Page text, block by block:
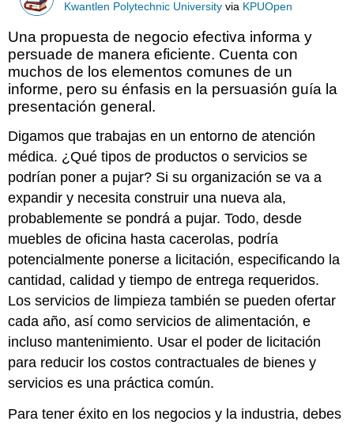
Kwantlen Polytechnic University via KPUOpen
Una propuesta de negocio efectiva informa y
persuade de manera eficiente. Cuenta con
muchos de los elementos comunes de un
informe, pero su énfasis en la persuasión guía la
presentación general.
Digamos que trabajas en un entorno de atención
médica. ¿Qué tipos de productos o servicios se
podrían poner a pujar? Si su organización se va a
expandir y necesita construir una nueva ala,
probablemente se pondrá a pujar. Todo, desde
muebles de oficina hasta cacerolas, podría
potencialmente ponerse a licitación, especificando la
cantidad, calidad y tiempo de entrega requeridos.
Los servicios de limpieza también se pueden ofertar
cada año, así como servicios de alimentación, e
incluso mantenimiento. Usar el poder de licitación
para reducir los costos contractuales de bienes y
servicios es una práctica común.
Para tener éxito en los negocios y la industria, debes